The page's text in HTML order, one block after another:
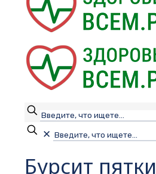
✕
Бурсит пятки